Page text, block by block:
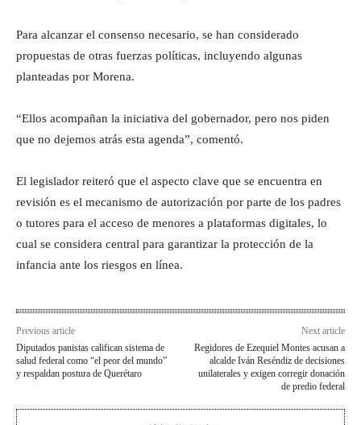
Para alcanzar el consenso necesario, se han considerado
propuestas de otras fuerzas políticas, incluyendo algunas
planteadas por Morena.
“Ellos acompañan la iniciativa del gobernador, pero nos piden
que no dejemos atrás esta agenda”, comentó.
El legislador reiteró que el aspecto clave que se encuentra en
revisión es el mecanismo de autorización por parte de los padres
o tutores para el acceso de menores a plataformas digitales, lo
cual se considera central para garantizar la protección de la
infancia ante los riesgos en línea.
Previous article
Diputados panistas califican sistema de
salud federal como “el peor del mundo”
y respaldan postura de Querétaro
Next article
Regidores de Ezequiel Montes acusan a
alcalde Iván Reséndiz de decisiones
unilaterales y exigen corregir donación
de predio federal